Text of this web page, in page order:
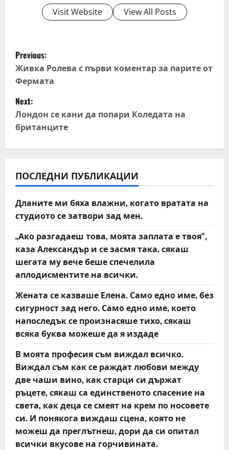
Visit Website View All Posts
P
o
s
t
n
v
i
g
a
t
i
o
n
Previous:
Живка Ролева с първи коментар за парите от
Фермата
Next:
Лондон се кани да попари Коледата на
британците
ПОСЛЕДНИ ПУБЛИКАЦИИ
Дланите ми бяха влажни, когато вратата на
студиото се затвори зад мен.
„Ако разгадаеш това, моята заплата е твоя“,
каза Александър и се засмя така, сякаш
шегата му вече беше спечелила
аплодисментите на всички.
Жената се казваше Елена. Само едно име, без
сигурност зад него. Само едно име, което
напоследък се произнасяше тихо, сякаш
всяка буква можеше да я издаде
В моята професия съм виждал всичко.
Виждал съм как се раждат любови между
две чаши вино, как старци си държат
ръцете, сякаш са единственото спасение на
света, как деца се смеят на крем по носовете
си. И понякога виждаш сцена, която не
можеш да преглътнеш, дори да си опитал
всички вкусове на горчивината.